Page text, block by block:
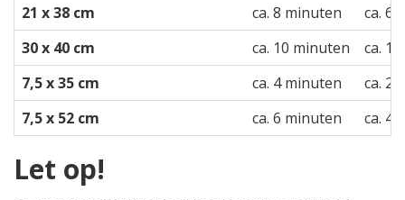
21 x 38 cm
ca. 8 minuten
ca. 6
30 x 40 cm
ca. 10 minuten
ca.
7,5 x 35 cm
ca. 4 minuten
ca. 2
7,5 x 52 cm
ca. 6 minuten ca. 4
Let op!